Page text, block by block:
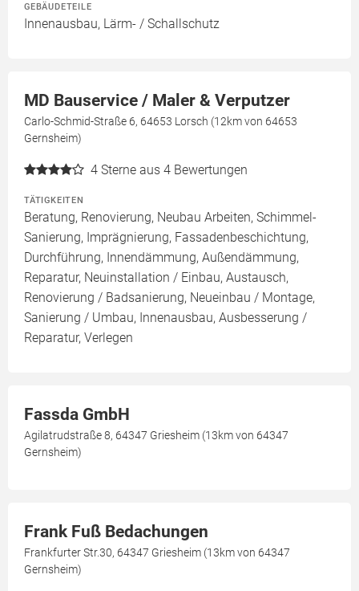
GEBÄUDETEILE
Innenausbau, Lärm- / Schallschutz
MD Bauservice / Maler & Verputzer
Carlo-Schmid-Straße 6, 64653 Lorsch (12km von 64653
Gernsheim)
4 Sterne aus 4 Bewertungen
TÄTIGKEITEN
Beratung, Renovierung, Neubau Arbeiten, Schimmel-
Sanierung, Imprägnierung, Fassadenbeschichtung,
Durchführung, Innendämmung, Außendämmung,
Reparatur, Neuinstallation / Einbau, Austausch,
Renovierung / Badsanierung, Neueinbau / Montage,
Sanierung / Umbau, Innenausbau, Ausbesserung /
Reparatur, Verlegen
Fassda GmbH
Agilatrudstraße 8, 64347 Griesheim (13km von 64347
Gernsheim)
Frank Fuß Bedachungen
Frankfurter Str.30, 64347 Griesheim (13km von 64347
Gernsheim)